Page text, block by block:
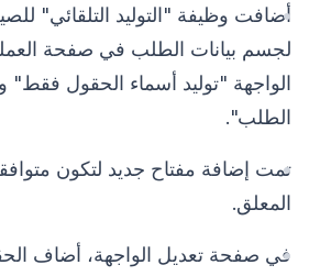
لجسم بيانات الطلب في صفحة
الواجهة "توليد أسماء الحقول فقط"
الطلب".
المعلق.
في صفحة تعديل الواجهة، أضاف